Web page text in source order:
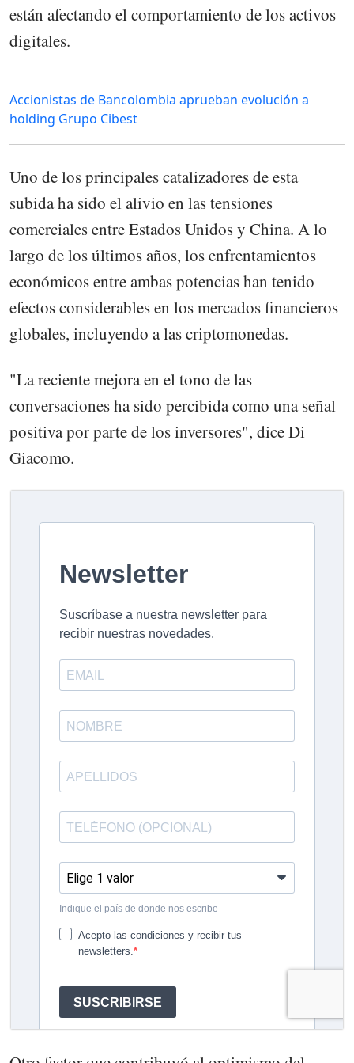
están afectando el comportamiento de los activos
digitales.
Accionistas de Bancolombia aprueban evolución a
holding Grupo Cibest
Uno de los principales catalizadores de esta
subida ha sido el alivio en las tensiones
comerciales entre Estados Unidos y China. A lo
largo de los últimos años, los enfrentamientos
económicos entre ambas potencias han tenido
efectos considerables en los mercados financieros
globales, incluyendo a las criptomonedas.
"La reciente mejora en el tono de las
conversaciones ha sido percibida como una señal
positiva por parte de los inversores", dice Di
Giacomo.